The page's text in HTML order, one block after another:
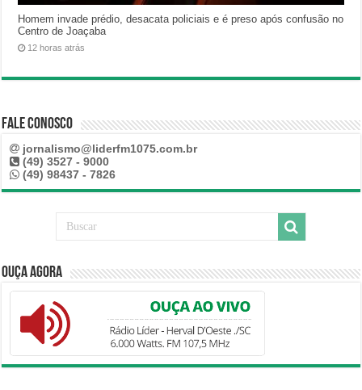
Homem invade prédio, desacata policiais e é preso após confusão no
Centro de Joaçaba
12 horas atrás
Fale Conosco
jornalismo@liderfm1075.com.br
(49) 3527 - 9000
(49) 98437 - 7826
Ouça Agora